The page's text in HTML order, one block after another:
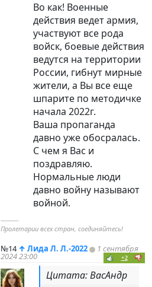
Во как! Военные
действия ведет армия,
участвуют все рода
войск, боевые действия
ведутся на территории
России, гибнут мирные
жители, а Вы все еще
шпарите по методичке
начала 2022г.
Ваша пропаганда
давно уже обосралась.
С чем я Вас и
поздравляю.
Нормальные люди
давно войну называют
войной.
----------
Пролетарии всех стран, соединяйтесь!
№14 ↑ Лида Л. Л.-2022 1 сентября
2024 23:00 +2
Цитата: ВасАндр